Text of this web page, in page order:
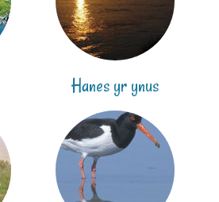
Hanes yr ynus